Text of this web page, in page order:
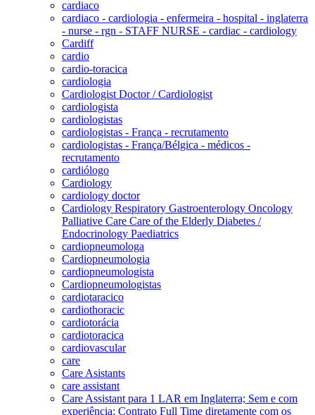
cardiaco
cardiaco - cardiologia - enfermeira - hospital - inglaterra
- nurse - rgn - STAFF NURSE - cardiac - cardiology
Cardiff
cardio
cardio-toracica
cardiologia
Cardiologist Doctor / Cardiologist
cardiologista
cardiologistas
cardiologistas - França - recrutamento
cardiologistas - França/Bélgica - médicos -
recrutamento
cardiólogo
Cardiology
cardiology doctor
Cardiology Respiratory Gastroenterology Oncology
Palliative Care Care of the Elderly Diabetes /
Endocrinology Paediatrics
cardiopneumologa
Cardiopneumologia
cardiopneumologista
Cardiopneumologistas
cardiotaracico
cardiothoracic
cardiotorácia
cardiotoracica
cardiovascular
care
Care Asistants
care assistant
Care Assistant para 1 LAR em Inglaterra; Sem e com
experiência; Contrato Full Time diretamente com os